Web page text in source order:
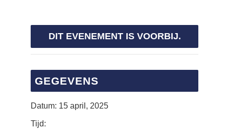
DIT EVENEMENT IS VOORBIJ.
GEGEVENS
Datum: 15 april, 2025
Tijd: